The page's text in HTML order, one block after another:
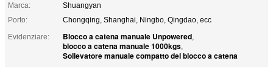
Marca:
Shuangyan
Porto:
Chongqing, Shanghai, Ningbo, Qingdao, ecc
Evidenziare:
Blocco a catena manuale Unpowered,
blocco a catena manuale 1000kgs,
Sollevatore manuale compatto del blocco a catena